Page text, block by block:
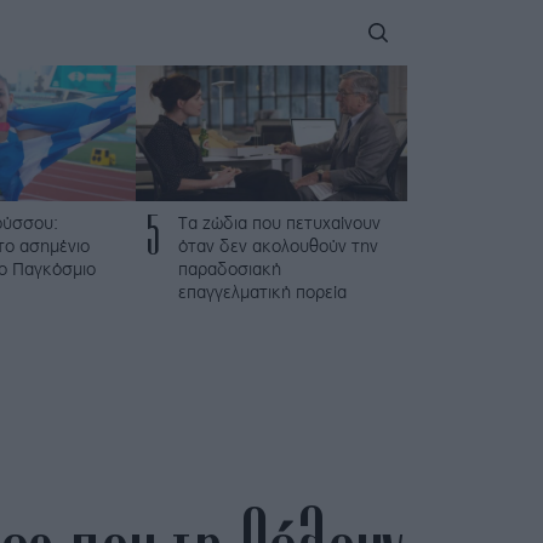
ασημένιο
Παγκόσμιο
5
Τα ζώδια που πετυχαίνουν
όταν δεν ακολουθούν την
παραδοσιακή
επαγγελματική πορεία